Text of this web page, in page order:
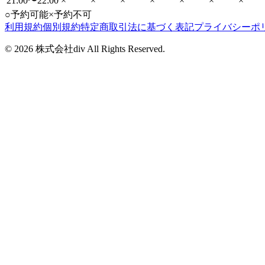
○予約可能×予約不可
利用規約個別規約特定商取引法に基づく表記プライバシーポ
© 2026 株式会社div All Rights Reserved.